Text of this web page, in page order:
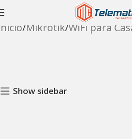
Mikrotik WiFi para
Show sidebar